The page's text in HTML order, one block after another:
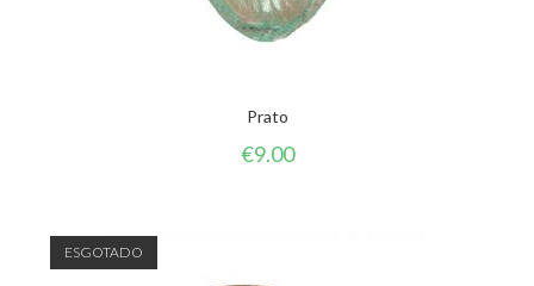
Prato
€9.00
ESGOTADO